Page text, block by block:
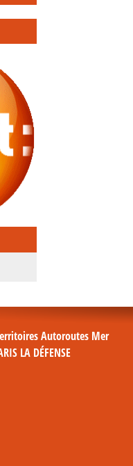
Autoroutes Mer
LA DÉFENSE